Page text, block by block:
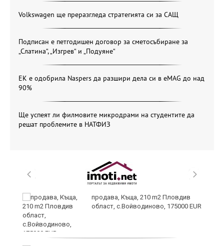
Volkswagen ще преразгледа стратегията си за САЩ
Подписан е петгодишен договор за сметосъбиране за
„Слатина“, „Изгрев“ и „Подуяне“
ЕК е одобрила Naspers да разшири дела си в eMAG до над
90%
Ще успеят ли филмовите микродрами на студентите да
решат проблемите в НАТФИЗ
продава, Къща, 210 m2 Пловдив
област, с.Войводиново, 175000 EUR